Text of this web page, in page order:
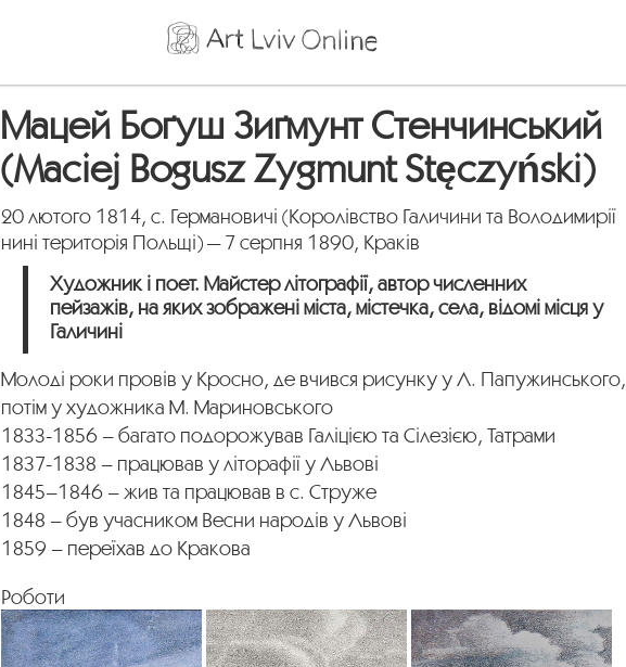
Мацей Боґуш Зиґмунт Стенчинський
(Maciej Bogusz Zygmunt Stęczyński)
20 лютого 1814, с. Германовичі (Королівство Галичини та Володимирії
нині територія Польщі) — 7 серпня 1890, Краків
Художник і поет. Майстер літографії, автор численних
пейзажів, на яких зображені міста, містечка, села, відомі місця у
Галичині
Молоді роки провів у Кросно, де вчився рисунку у Л. Папужинського,
потім у художника М. Мариновського
1833-1856 – багато подорожував Галіцією та Сілезією, Татрами
1837-1838 – працював у літорафії у Львові
1845–1846 – жив та працював в с. Струже
1848 – був учасником Весни народів у Львові
1859 – переїхав до Кракова
Роботи